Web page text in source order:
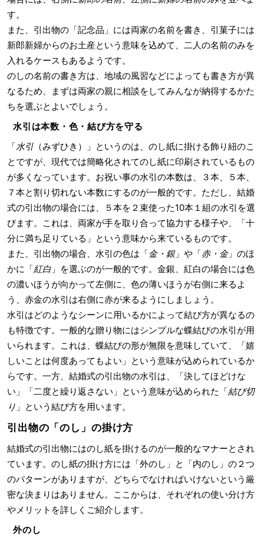
す。
また、引出物の「記念品」には両家の名前を書き、引菓子には
新郎新婦からのお土産という意味を込めて、二人の名前のみを
入れるケースもあるようです。
のしの名前の書き方は、地域の風習などによっても書き方が異
なるため、まずは両家の親に相談をしてみんなが納得するかた
ちを選ぶとよいでしょう。
水引は本数・色・結び方を守る
「水引 （みずひき）」というのは、のし紙に掛ける飾り紐のこ
とですが、現代では簡略化されてのし紙に印刷されているもの
が多くなっています。お祝い事の水引の本数は、３本、５本、
７本と割り切れない本数にするのが一般的です。ただし、結婚
式の引出物の場合には、５本を２束使った10本１組の水引を選
びます。これは、両家が手を取り合って協力する様子や、「十
分に満ち足りている」という意味から来ているものです。
また、引出物の場合、水引の色は「金・銀」や「赤・金」のほ
かに「紅白 」を選ぶのが一般的です。金銀、紅白の場合には色
の濃いほうが向かって左側に、色の薄いほうが右側に来るよ
う、赤金の水引は右側に赤が来るようにしましょう。
水引はどのようなシーンに用いるかによって結び方が異なるの
も特徴です。一般的な贈り物にはシンプルな蝶結びの水引が用
いられます。これは、蝶結びの形が無限を意味していて、「嬉
しいことは何度あってもよい」という意味が込められているか
らです。一方、結婚式の引出物の水引は、「決してほどけな
い」「二度と繰り返さない」という意味が込められた「結び切
り 」という結び方を用います。
引出物の「のし」の掛け方
結婚式の引出物にはのし紙を掛けるのが一般的なマナーとされ
ています。のし紙の掛け方には「外のし」と「内のし」の２つ
のパターンがありますが、どちらでなければいけないという厳
密な決まりはありません。ここからは、それぞれの使い分け方
やメリットを詳しくご紹介します。
外のし